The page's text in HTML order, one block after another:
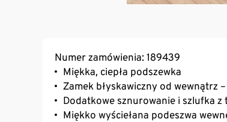
Numer zamówienia: 189439
Miękka, ciepła podszewka
Zamek błyskawiczny od wewnątrz
Dodatkowe sznurowanie i szlufka z
Miękko wyściełana podeszwa